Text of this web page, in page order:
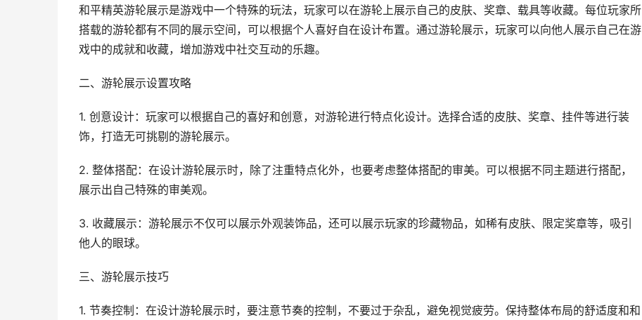
和平精英游轮展示是游戏中一个特殊的玩法，玩家可以在游轮上展示自己的皮肤、奖章、载具等收藏。每位玩家所
搭载的游轮都有不同的展示空间，可以根据个人喜好自在设计布置。通过游轮展示，玩家可以向他人展示自己在游
戏中的成就和收藏，增加游戏中社交互动的乐趣。
二、游轮展示设置攻略
1. 创意设计：玩家可以根据自己的喜好和创意，对游轮进行特点化设计。选择合适的皮肤、奖章、挂件等进行装
饰，打造无可挑剔的游轮展示。
2. 整体搭配：在设计游轮展示时，除了注重特点化外，也要考虑整体搭配的审美。可以根据不同主题进行搭配，
展示出自己特殊的审美观。
3. 收藏展示：游轮展示不仅可以展示外观装饰品，还可以展示玩家的珍藏物品，如稀有皮肤、限定奖章等，吸引
他人的眼球。
三、游轮展示技巧
1. 节奏控制：在设计游轮展示时，要注意节奏的控制，不要过于杂乱，避免视觉疲劳。保持整体布局的舒适度和和